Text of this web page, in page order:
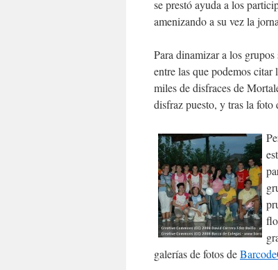
se prestó ayuda a los
amenizando a su vez la
Para dinamizar a los
entre las que podemos citar
miles de disfraces de
disfraz puesto, y tras la
galerías de fotos de